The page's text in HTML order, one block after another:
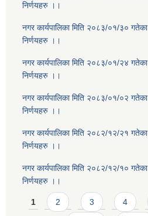
निर्णयहरु ।।
नगर कार्यपालिका मिति २०८३/०१/३० गतेका
निर्णयहरु ।।
नगर कार्यपालिका मिति २०८३/०१/२४ गतेका
निर्णयहरु ।।
नगर कार्यपालिका मिति २०८३/०१/०२ गतेका
निर्णयहरु ।।
नगर कार्यपालिका मिति २०८२/१२/२१ गतेका
निर्णयहरु ।।
नगर कार्यपालिका मिति २०८२/१२/१० गतेका
निर्णयहरु ।।
Pages
1 2 3 4